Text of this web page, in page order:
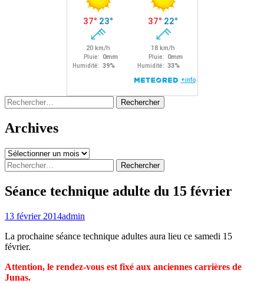
Rechercher :
Archives
Archives
Rechercher :
Séance technique adulte du 15 février
13 février 2014admin
La prochaine séance technique adultes aura lieu ce samedi 15
février.
Attention, le rendez-vous est fixé aux anciennes carrières de
Junas.